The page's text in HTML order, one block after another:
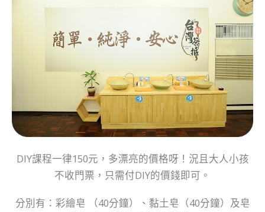
DIY課程一律150元，多漂亮的價格呀！況且大人小孩
不收門票，只需付DIY的價錢即可。
分別有：彩繪皂 （40分鐘）、黏土皂（40分鐘）及皂